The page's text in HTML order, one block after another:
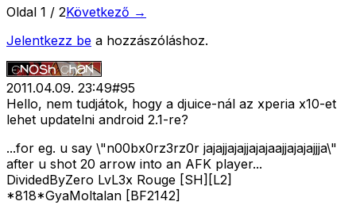
Oldal 1 / 2Következő →
Jelentkezz be a hozzászóláshoz.
2011.04.09. 23:49#95
Hello, nem tudjátok, hogy a djuice-nál az xperia x10-et
lehet updatelni android 2.1-re?
...for eg. u say \"n00bx0rz3rz0r jajajjajajjajajaajjajajajjja\"
after u shot 20 arrow into an AFK player...
DividedByZero LvL3x Rouge [SH][L2]
*818*GyaMoltalan [BF2142]